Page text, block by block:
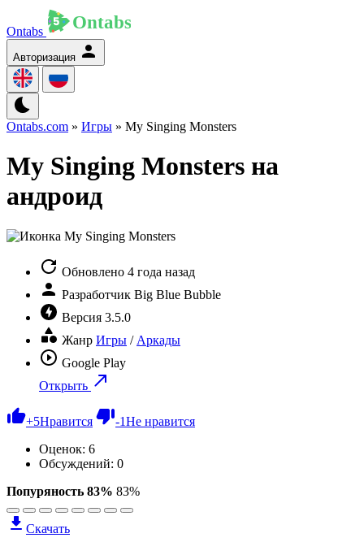
Ontabs
Авторизация
Ontabs.com » Игры » My Singing Monsters
My Singing Monsters на
андроид
Обновлено 4 года назад
Разработчик Big Blue Bubble
Версия 3.5.0
Жанр Игры / Аркады
Google Play
Открыть
+5Нравится -1Не нравится
Оценок: 6
Обсуждений: 0
Попуряность 83% 83%
Скачать